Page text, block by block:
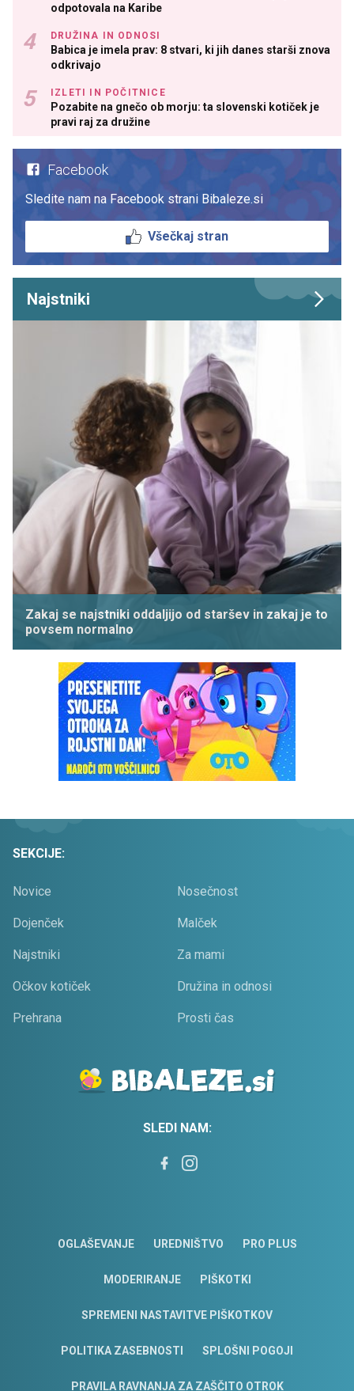
odpotovala na Karibe
DRUŽINA IN ODNOSI
Babica je imela prav: 8 stvari, ki jih danes starši znova
odkrivajo
IZLETI IN POČITNICE
Pozabite na gnečo ob morju: ta slovenski kotiček je
pravi raj za družine
Facebook
Sledite nam na Facebook strani Bibaleze.si
Všečkaj stran
Najstniki
Zakaj se najstniki oddaljijo od staršev in zakaj je to
povsem normalno
SEKCIJE:
Novice Nosečnost
Dojenček Malček
Najstniki Za mami
Očkov kotiček Družina in odnosi
Prehrana Prosti čas
SLEDI NAM:
OGLAŠEVANJE UREDNIŠTVO PRO PLUS
MODERIRANJE PIŠKOTKI
SPREMENI NASTAVITVE PIŠKOTKOV
POLITIKA ZASEBNOSTI SPLOŠNI POGOJI
PRAVILA RAVNANJA ZA ZAŠČITO OTROK